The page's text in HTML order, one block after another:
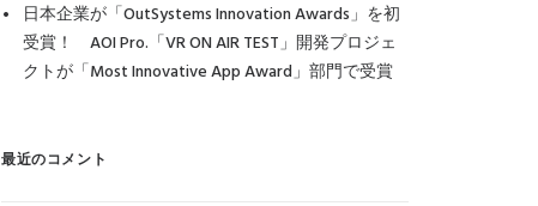
日本企業が「OutSystems Innovation Awards」を初
受賞！ AOI Pro.「VR ON AIR TEST」開発プロジェ
クトが「Most Innovative App Award」部門で受賞
最近のコメント